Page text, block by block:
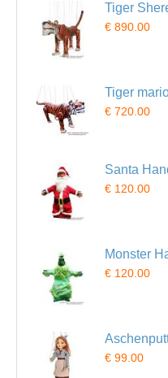
Tiger
€ 890.00
Tiger
€ 720.00
Santa
€ 120.00
Monster
€ 120.00
€ 99.00